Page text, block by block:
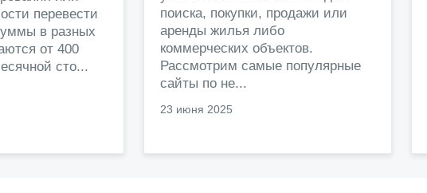
перевести
в разных
от 400
сто...
поиска, покупки, продажи или
аренды жилья либо
коммерческих объектов.
Рассмотрим самые популярные
сайты по не...
23 июня 2025